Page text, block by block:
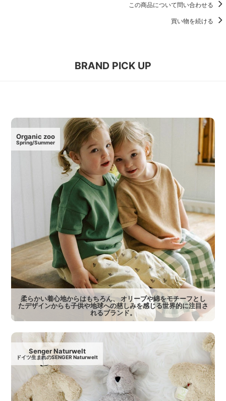
この商品について問い合わせる
買い物を続ける
BRAND PICK UP
Organic zoo
Spring/Summer
柔らかい着心地からはもちろん、 オリーブや綿をモチーフとし
たデザインからも子供や地球への慈しみを感じる世界的に注目さ
れるブランド。
Senger Naturwelt
ドイツ生まれのSENGER Naturwelt